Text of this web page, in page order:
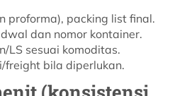
proforma), packing list final.
dan nomor kontainer.
LS sesuai komoditas.
freight bila diperlukan.